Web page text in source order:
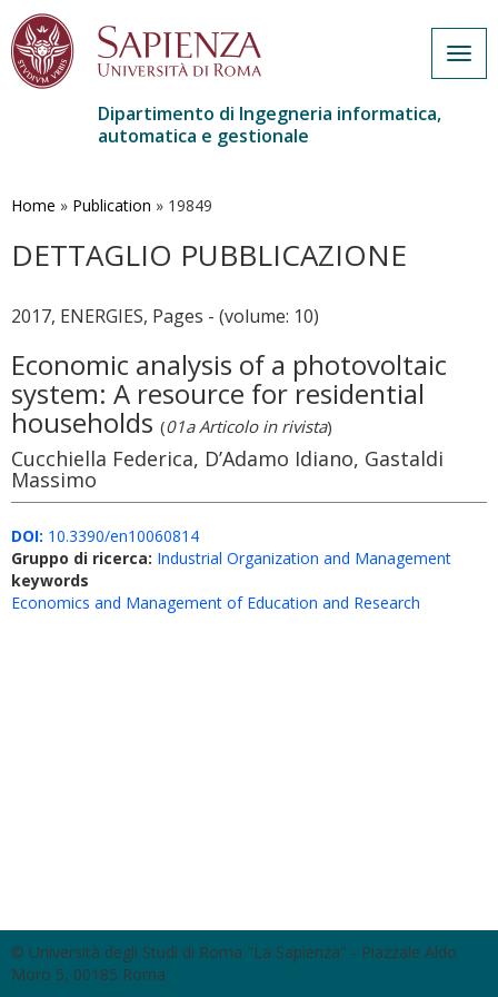
contenuto
Dipartimento di Ingegneria informatica,
automatica e gestionale
Home » Publication » 19849
DETTAGLIO PUBBLICAZIONE
2017, ENERGIES, Pages - (volume: 10)
Economic analysis of a photovoltaic
system: A resource for residential
households (01a Articolo in rivista)
Cucchiella Federica, D’Adamo Idiano, Gastaldi
Massimo
DOI: 10.3390/en10060814
Gruppo di ricerca: Industrial Organization and Management
keywords
Economics and Management of Education and Research
© Università degli Studi di Roma "La Sapienza" - Piazzale Aldo
Moro 5, 00185 Roma